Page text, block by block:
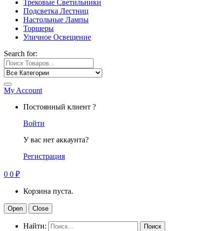
Трековые Светильники
Подсветка Лестниц
Настольные Лампы
Торшеры
Уличное Освещение
Search for:
My Account
Постоянный клиент ?
Войти
У вас нет аккаунта?
Регистрация
0 0 ₽
Корзина пуста.
Open Close
Найти: